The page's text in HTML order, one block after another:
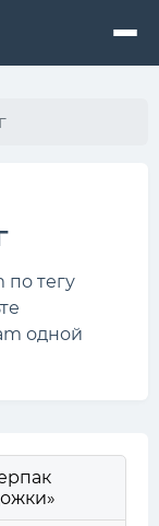
по тегу
одной